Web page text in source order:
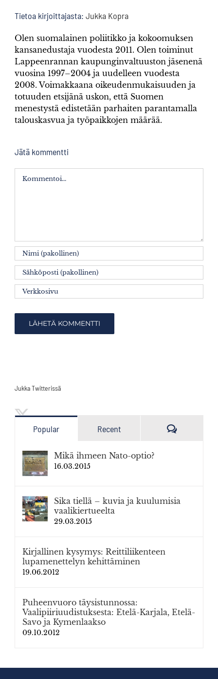
Tietoa kirjoittajasta: Jukka Kopra
Olen suomalainen poliitikko ja kokoomuksen
kansanedustaja vuodesta 2011. Olen toiminut
Lappeenrannan kaupunginvaltuuston jäsenenä
vuosina 1997–2004 ja uudelleen vuodesta
2008. Voimakkaana oikeudenmukaisuuden ja
totuuden etsijänä uskon, että Suomen
menestystä edistetään parhaiten parantamalla
talouskasvua ja työpaikkojen määrää.
Jätä kommentti
Kommentti
Jukka Twitterissä
Popular Recent Kommenttia
Mikä ihmeen Nato-optio?
16.03.2015
Sika tiellä – kuvia ja kuulumisia
vaalikiertueelta
29.03.2015
Kirjallinen kysymys: Reittiliikenteen
lupamenettelyn kehittäminen
19.06.2012
Puheenvuoro täysistunnossa:
Vaalipiiriuudistuksesta: Etelä-Karjala, Etelä-
Savo ja Kymenlaakso
09.10.2012